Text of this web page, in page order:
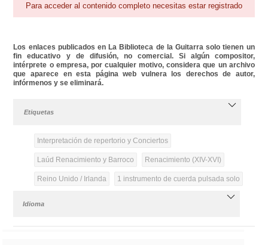
Área personal Reproductor
Para acceder al contenido completo necesitas estar registrado
Los enlaces publicados en La Biblioteca de la Guitarra solo tienen un
fin educativo y de difusión, no comercial. Si algún compositor,
intérprete o empresa, por cualquier motivo, considera que un archivo
que aparece en esta página web vulnera los derechos de autor,
infórmenos y se eliminará.
Etiquetas
Interpretación de repertorio y Conciertos
Laúd Renacimiento y Barroco Renacimiento (XIV-XVI)
Reino Unido / Irlanda 1 instrumento de cuerda pulsada solo
Idioma